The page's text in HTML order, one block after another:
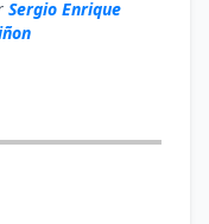
Sergio Enrique